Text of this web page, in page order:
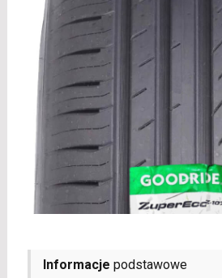
Informacje podstawowe